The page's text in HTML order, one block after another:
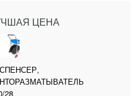
ЦЕНА
28